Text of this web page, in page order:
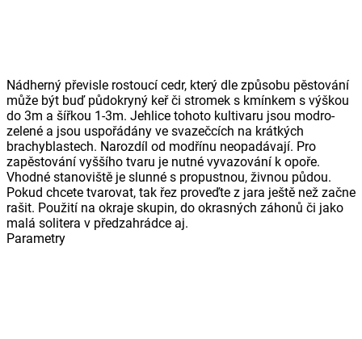
Nádherný převisle rostoucí cedr, který dle způsobu pěstování
může být buď půdokryný keř či stromek s kmínkem s výškou
do 3m a šířkou 1-3m. Jehlice tohoto kultivaru jsou modro-
zelené a jsou uspořádány ve svazečcích na krátkých
brachyblastech. Narozdíl od modřínu neopadávají. Pro
zapěstování vyššího tvaru je nutné vyvazování k opoře.
Vhodné stanoviště je slunné s propustnou, živnou půdou.
Pokud chcete tvarovat, tak řez proveďte z jara ještě než začne
rašit. Použití na okraje skupin, do okrasných záhonů či jako
malá solitera v předzahrádce aj.
Parametry